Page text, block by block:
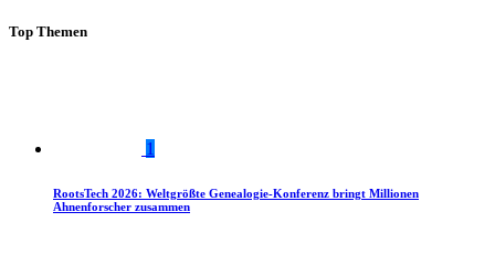
Top Themen
1
RootsTech 2026: Weltgrößte Genealogie-Konferenz bringt Millionen
Ahnenforscher zusammen